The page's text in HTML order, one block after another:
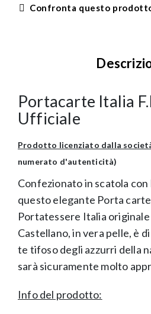
Confronta questo
Portacarte Italia
Ufficiale
Prodotto licenziato dalla
numerato d'autenticità)
Confezionato in scatola con
questo elegante Porta
Portatessere Italia
Castellano, in vera pelle, è
te tifoso degli azzurri della
sarà sicuramente molto
Info del prodotto: